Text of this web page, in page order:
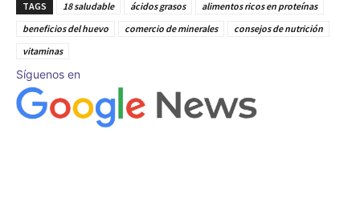
TAGS 18 saludable ácidos grasos
alimentos ricos en proteínas
beneficios del huevo
comercio de minerales
consejos de nutrición
vitaminas
Síguenos en